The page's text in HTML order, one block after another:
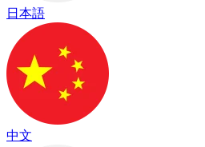
日本語
中文